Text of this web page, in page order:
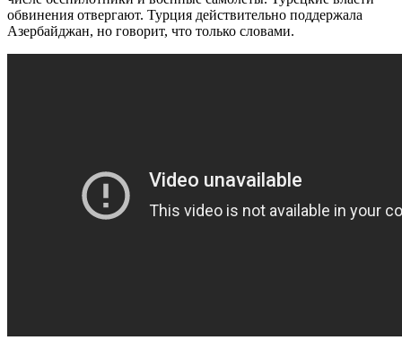
обвинения отвергают. Турция действительно поддержала
Азербайджан, но говорит, что только словами.